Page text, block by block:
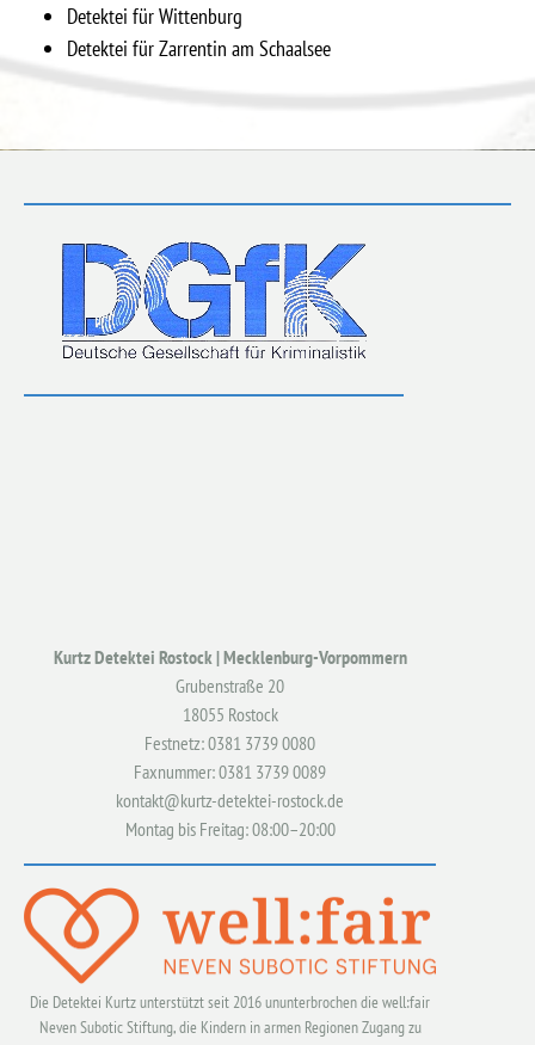
Detektei für Wittenburg
Detektei für Zarrentin am Schaalsee
Kurtz Detektei Rostock | Mecklenburg-Vorpommern
Grubenstraße 20
18055 Rostock
Festnetz: 0381 3739 0080
Faxnummer: 0381 3739 0089
kontakt@kurtz-detektei-rostock.de
Montag bis Freitag: 08:00–20:00
Die Detektei Kurtz unterstützt seit 2016 ununterbrochen die well:fair
Neven Subotic Stiftung, die Kindern in armen Regionen Zugang zu